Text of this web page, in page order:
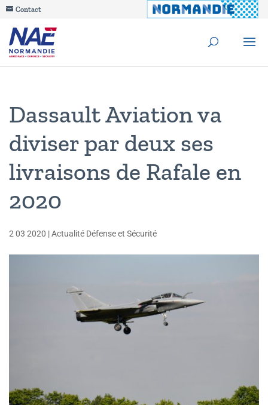
Contact
Dassault Aviation va
diviser par deux ses
livraisons de Rafale en
2020
2 03 2020 |Actualité Défense et Sécurité